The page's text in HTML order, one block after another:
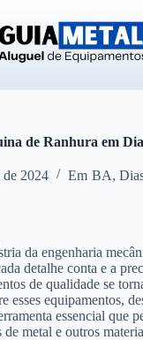
de Ranhura em
de 2024 Em BA,
da engenharia
detalhe conta e a
de qualidade se
esses equipamentos,
essencial que
de metal e outros